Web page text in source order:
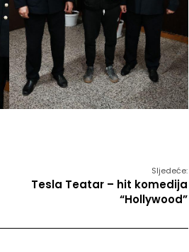
Sljedeće:
Tesla Teatar – hit komedija
“Hollywood”